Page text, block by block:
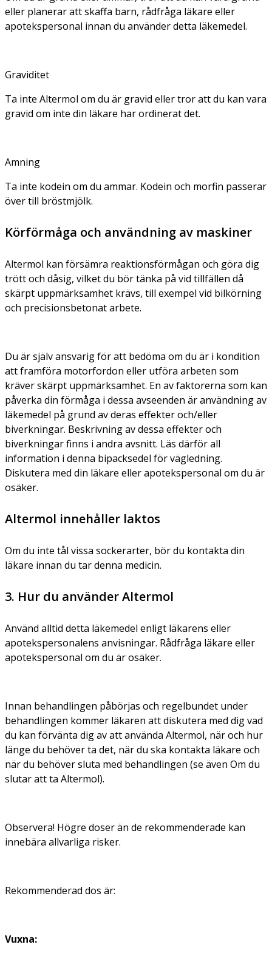
eller planerar att skaffa barn, rådfråga läkare eller
apotekspersonal innan du använder detta läkemedel.
Graviditet
Ta inte Altermol om du är gravid eller tror att du kan vara
gravid om inte din läkare har ordinerat det.
Amning
Ta inte kodein om du ammar. Kodein och morfin passerar
över till bröstmjölk.
Körförmåga och användning av maskiner
Altermol kan försämra reaktionsförmågan och göra dig
trött och dåsig, vilket du bör tänka på vid tillfällen då
skärpt uppmärksamhet krävs, till exempel vid bilkörning
och precisionsbetonat arbete.
Du är själv ansvarig för att bedöma om du är i kondition
att framföra motorfordon eller utföra arbeten som
kräver skärpt uppmärksamhet. En av faktorerna som kan
påverka din förmåga i dessa avseenden är användning av
läkemedel på grund av deras effekter och/eller
biverkningar. Beskrivning av dessa effekter och
biverkningar finns i andra avsnitt. Läs därför all
information i denna bipacksedel för vägledning.
Diskutera med din läkare eller apotekspersonal om du är
osäker.
Altermol innehåller laktos
Om du inte tål vissa sockerarter, bör du kontakta din
läkare innan du tar denna medicin.
3. Hur du använder Altermol
Använd alltid detta läkemedel enligt läkarens eller
apotekspersonalens anvisningar. Rådfråga läkare eller
apotekspersonal om du är osäker.
Innan behandlingen påbörjas och regelbundet under
behandlingen kommer läkaren att diskutera med dig vad
du kan förvänta dig av att använda Altermol, när och hur
länge du behöver ta det, när du ska kontakta läkare och
när du behöver sluta med behandlingen (se även Om du
slutar att ta Altermol).
Observera! Högre doser än de rekommenderade kan
innebära allvarliga risker.
Rekommenderad dos är:
Vuxna: